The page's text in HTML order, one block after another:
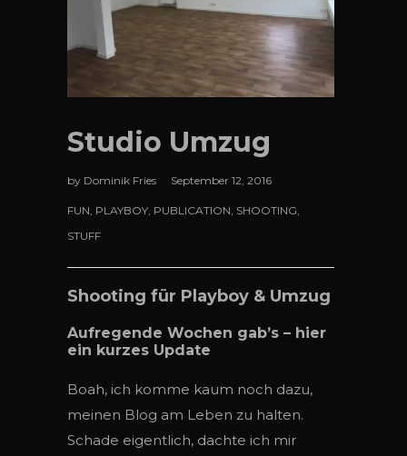
Studio Umzug
by Dominik Fries September 12, 2016
FUN, PLAYBOY, PUBLICATION, SHOOTING,
STUFF
Shooting für Playboy & Umzug
Aufregende Wochen gab’s – hier
ein kurzes Update
Boah, ich komme kaum noch dazu,
meinen Blog am Leben zu halten.
Schade eigentlich, dachte ich mir